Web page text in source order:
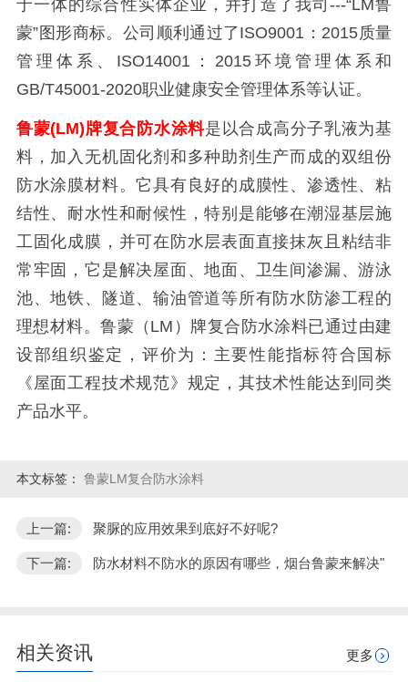
于一体的综合性实体企业，并打造了我司---“LM鲁
蒙”图形商标。公司顺利通过了ISO9001：2015质量
管理体系、ISO14001：2015环境管理体系和
GB/T45001-2020职业健康安全管理体系等认证。
鲁蒙(LM)牌复合防水涂料是以合成高分子乳液为基
料，加入无机固化剂和多种助剂生产而成的双组份
防水涂膜材料。它具有良好的成膜性、渗透性、粘
结性、耐水性和耐候性，特别是能够在潮湿基层施
工固化成膜，并可在防水层表面直接抹灰且粘结非
常牢固，它是解决屋面、地面、卫生间渗漏、游泳
池、地铁、隧道、输油管道等所有防水防渗工程的
理想材料。鲁蒙（LM）牌复合防水涂料已通过由建
设部组织鉴定，评价为：主要性能指标符合国标
《屋面工程技术规范》规定，其技术性能达到同类
产品水平。
本文标签： 鲁蒙LM复合防水涂料
上一篇: 聚脲的应用效果到底好不好呢?
下一篇: 防水材料不防水的原因有哪些，烟台鲁蒙来解决"
相关资讯 更多